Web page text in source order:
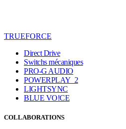
TRUEFORCE
Direct Drive
Switchs mécaniques
PRO-G AUDIO
POWERPLAY 2
LIGHTSYNC
BLUE VO!CE
COLLABORATIONS